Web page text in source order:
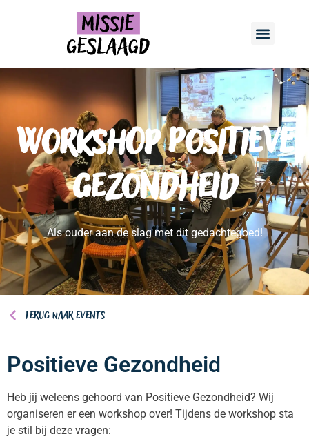
Workshop Positieve
Gezondheid
Als ouder aan de slag met dit gedachtegoed!
Terug naar events
Positieve Gezondheid
Heb jij weleens gehoord van Positieve Gezondheid? Wij
organiseren er een workshop over! Tijdens de workshop sta
je stil bij deze vragen: